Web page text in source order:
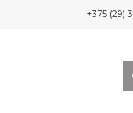
+375 (29)